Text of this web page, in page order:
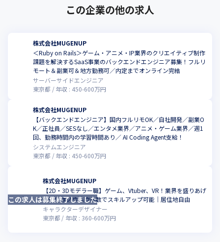
この企業の他の求人
株式会社MUGENUP
＜Ruby on Rails＞ゲーム・アニメ・IP業界のクリエイティブ制作
課題を解決するSaaS事業のバックエンドエンジニア募集！フルリ
モート＆副業可＆地方勤務可／内定までオンライン完結
サーバーサイドエンジニア
東京都
年収 : 450-600万円
株式会社MUGENUP
【バックエンドエンジニア】国内フルリモOK／自社開発／副業O
K／正社員／SESなし／エンタメ業界／アニメ・ゲーム業界／週1
回、勤務時間内の学習時間あり／ AI Coding Agent支給！
システムエンジニア
東京都
年収 : 450-600万円
株式会社MUGENUP
【2D・3Dモデラー職】ゲーム、Vtuber、VR！業界を盛りあげ
る◎制作ノウハウ多数でスキルアップ可能｜居住地自由
キャラクターデザイナー
東京都
年収 : 360-600万円
この求人は募集終了しました